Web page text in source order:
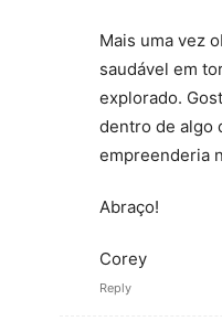
Mais uma vez
saudável em
explorado.
dentro de algo
empreenderia
Abraço!
Corey
Reply